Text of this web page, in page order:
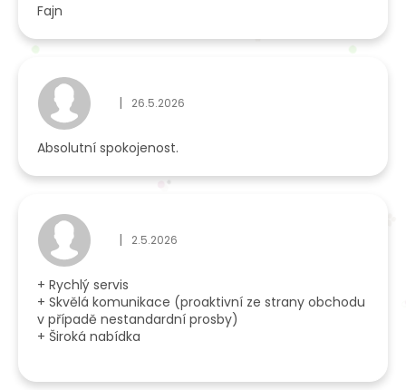
Fajn
Hodnocení obchodu je 5 z 5 hvězdiček.
| 26.5.2026
Absolutní spokojenost.
Hodnocení obchodu je 5 z 5 hvězdiček.
| 2.5.2026
+ Rychlý servis
+ Skvělá komunikace (proaktivní ze strany obchodu
v případě nestandardní prosby)
+ Široká nabídka